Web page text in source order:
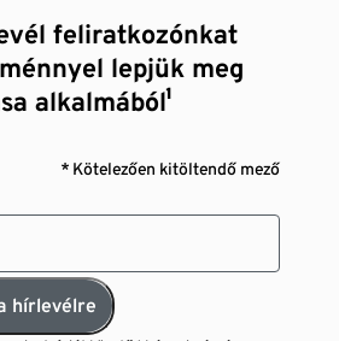
feliratkozónkat
lepjük meg
alkalmából¹
* Kötelezően kitöltendő mező
hírlevélre